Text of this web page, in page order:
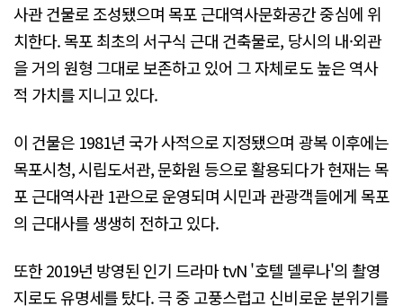
사관 건물로 조성됐으며 목포 근대역사문화공간 중심에 위
치한다. 목포 최초의 서구식 근대 건축물로, 당시의 내·외관
을 거의 원형 그대로 보존하고 있어 그 자체로도 높은 역사
적 가치를 지니고 있다.
이 건물은 1981년 국가 사적으로 지정됐으며 광복 이후에는
목포시청, 시립도서관, 문화원 등으로 활용되다가 현재는 목
포 근대역사관 1관으로 운영되며 시민과 관광객들에게 목포
의 근대사를 생생히 전하고 있다.
또한 2019년 방영된 인기 드라마 tvN '호텔 델루나'의 촬영
지로도 유명세를 탔다. 극 중 고풍스럽고 신비로운 분위기를